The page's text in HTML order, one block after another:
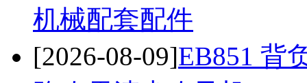
机械配套配件
[2026-08-09]EB851 背